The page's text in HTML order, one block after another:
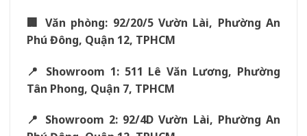
🏢 Văn phòng: 92/20/5 Vườn Lài, Phường An
Phú Đông, Quận 12, TPHCM
📍 Showroom 1: 511 Lê Văn Lương, Phường
Tân Phong, Quận 7, TPHCM
📍 Showroom 2: 92/4D Vườn Lài, Phường An